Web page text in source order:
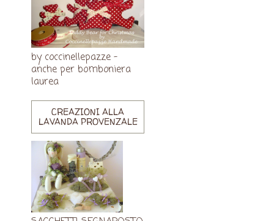
by coccinellepazze -
anche per bomboniera
laurea
CREAZIONI ALLA
LAVANDA PROVENZALE